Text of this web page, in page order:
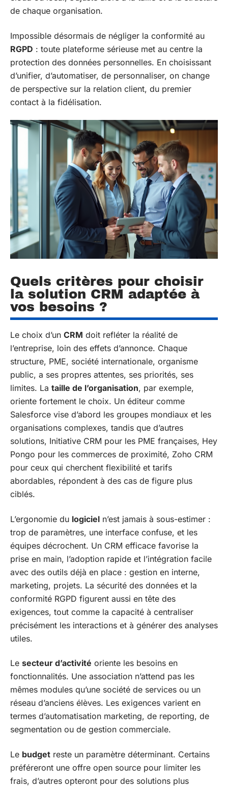
de chaque organisation.
Impossible désormais de négliger la conformité au
RGPD : toute plateforme sérieuse met au centre la
protection des données personnelles. En choisissant
d’unifier, d’automatiser, de personnaliser, on change
de perspective sur la relation client, du premier
contact à la fidélisation.
Quels critères pour choisir
la solution CRM adaptée à
vos besoins ?
Le choix d’un CRM doit refléter la réalité de
l’entreprise, loin des effets d’annonce. Chaque
structure, PME, société internationale, organisme
public, a ses propres attentes, ses priorités, ses
limites. La taille de l’organisation, par exemple,
oriente fortement le choix. Un éditeur comme
Salesforce vise d’abord les groupes mondiaux et les
organisations complexes, tandis que d’autres
solutions, Initiative CRM pour les PME françaises, Hey
Pongo pour les commerces de proximité, Zoho CRM
pour ceux qui cherchent flexibilité et tarifs
abordables, répondent à des cas de figure plus
ciblés.
L’ergonomie du logiciel n’est jamais à sous-estimer :
trop de paramètres, une interface confuse, et les
équipes décrochent. Un CRM efficace favorise la
prise en main, l’adoption rapide et l’intégration facile
avec des outils déjà en place : gestion en interne,
marketing, projets. La sécurité des données et la
conformité RGPD figurent aussi en tête des
exigences, tout comme la capacité à centraliser
précisément les interactions et à générer des analyses
utiles.
Le secteur d’activité oriente les besoins en
fonctionnalités. Une association n’attend pas les
mêmes modules qu’une société de services ou un
réseau d’anciens élèves. Les exigences varient en
termes d’automatisation marketing, de reporting, de
segmentation ou de gestion commerciale.
Le budget reste un paramètre déterminant. Certains
préféreront une offre open source pour limiter les
frais, d’autres opteront pour des solutions plus